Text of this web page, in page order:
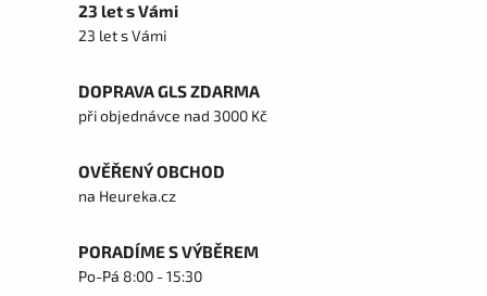
23 let s Vámi
23 let s Vámi
DOPRAVA GLS ZDARMA
při objednávce nad 3000 Kč
OVĚŘENÝ OBCHOD
na Heureka.cz
PORADÍME S VÝBĚREM
Po-Pá 8:00 - 15:30